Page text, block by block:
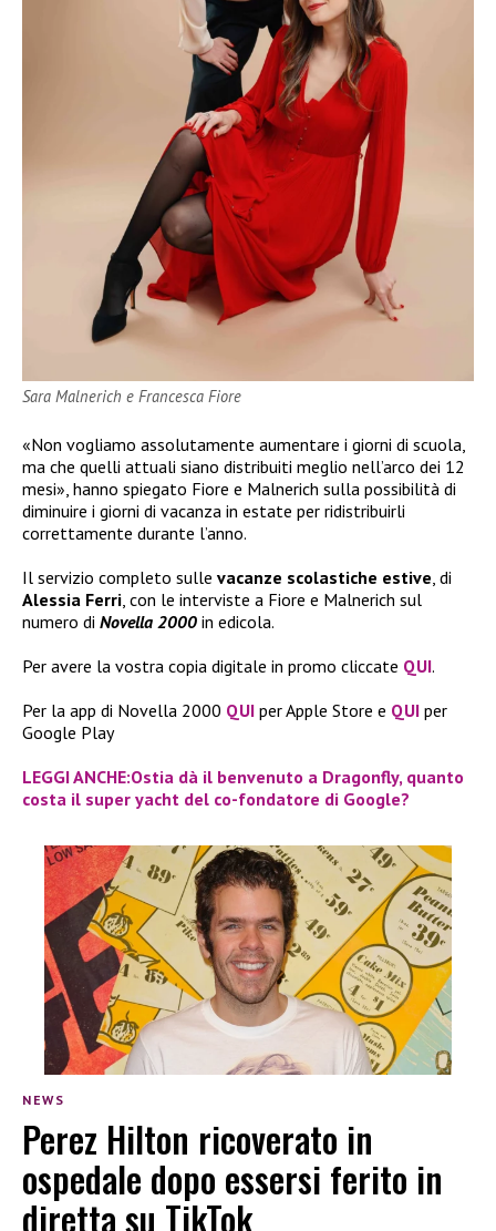
Sara Malnerich e Francesca Fiore
«Non vogliamo assolutamente aumentare i giorni di scuola,
ma che quelli attuali siano distribuiti meglio nell’arco dei 12
mesi», hanno spiegato Fiore e Malnerich sulla possibilità di
diminuire i giorni di vacanza in estate per ridistribuirli
correttamente durante l’anno.
Il servizio completo sulle vacanze scolastiche estive , di
Alessia Ferri , con le interviste a Fiore e Malnerich sul
numero di Novella 2000 in edicola.
Per avere la vostra copia digitale in promo cliccate QUI.
Per la app di Novella 2000 QUI per Apple Store e QUI per
Google Play
LEGGI ANCHE:Ostia dà il benvenuto a Dragonfly, quanto
costa il super yacht del co-fondatore di Google?
NEWS
Perez Hilton ricoverato in
ospedale dopo essersi ferito in
diretta su TikTok